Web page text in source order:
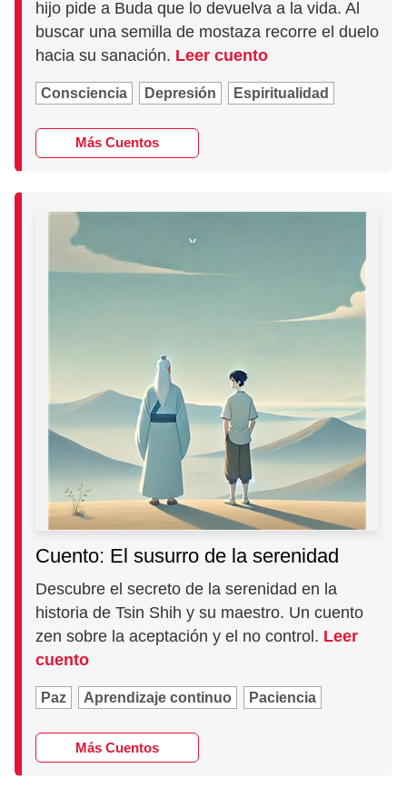
hijo pide a Buda que lo devuelva a la vida. Al
buscar una semilla de mostaza recorre el duelo
hacia su sanación. Leer cuento
Consciencia Depresión Espiritualidad
Más Cuentos
Cuento: El susurro de la serenidad
Descubre el secreto de la serenidad en la
historia de Tsin Shih y su maestro. Un cuento
zen sobre la aceptación y el no control. Leer
cuento
Paz Aprendizaje continuo Paciencia
Más Cuentos